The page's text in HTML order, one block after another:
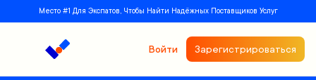
Место #1 Для Экспатов, Чтобы Найти Надёжных Поставщиков Услуг
Войти Зарегистрироваться